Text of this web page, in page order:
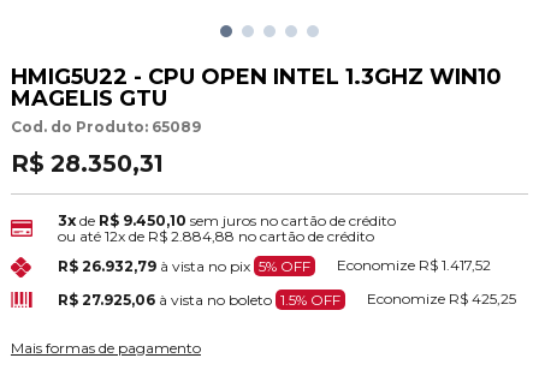
HMIG5U22 - CPU OPEN INTEL 1.3GHZ WIN10
MAGELIS GTU
Cod. do Produto: 65089
R$ 28.350,31
3xde R$ 9.450,10 sem juros no cartão de crédito
ou até 12xde R$ 2.884,88 no cartão de crédito
R$ 26.932,79 à vista no pix 5% OFF Economize R$ 1.417,52
R$ 27.925,06 à vista no boleto 1.5% OFF Economize R$ 425,25
Mais formas de pagamento